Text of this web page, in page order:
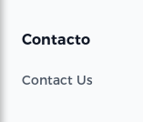
Contacto
Contact Us